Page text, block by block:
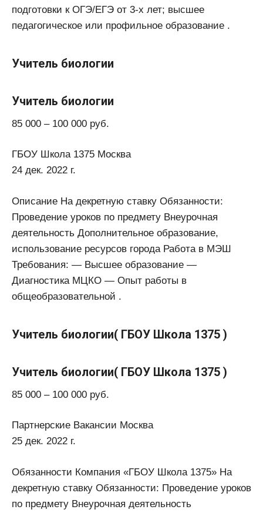
подготовки к ОГЭ/ЕГЭ от 3-х лет; высшее
педагогическое или профильное образование .
Учитель биологии
Учитель биологии
85 000 – 100 000 руб.
ГБОУ Школа 1375 Москва
24 дек. 2022 г.
Описание На декретную ставку Обязанности:
Проведение уроков по предмету Внеурочная
деятельность Дополнительное образование,
использование ресурсов города Работа в МЭШ
Требования: — Высшее образование —
Диагностика МЦКО — Опыт работы в
общеобразовательной .
Учитель биологии( ГБОУ Школа 1375 )
Учитель биологии( ГБОУ Школа 1375 )
85 000 – 100 000 руб.
Партнерские Вакансии Москва
25 дек. 2022 г.
Обязанности Компания «ГБОУ Школа 1375» На
декретную ставку Обязанности: Проведение уроков
по предмету Внеурочная деятельность